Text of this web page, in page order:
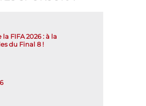
FIFA 2026 : à la
du Final 8 !